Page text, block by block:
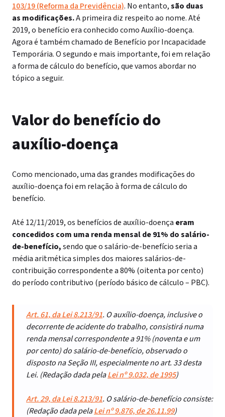
103/19 (Reforma da Previdência). No entanto,são duas
as modificações.A primeira diz respeito ao nome. Até
2019, o benefício era conhecido como Auxílio-doença.
Agora é também chamado de Benefício por Incapacidade
Temporária.O segundo e mais importante, foi em relação
a forma de cálculo do benefício, que vamos abordar no
tópico a seguir.
Valor do benefício do
auxílio-doença
Como mencionado, uma das grandes modificações do
auxílio-doença foi em relação à forma de cálculo do
benefício.
Até 12/11/2019, os benefícios de auxílio-doença eram
concedidos com uma renda mensal de 91% do salário-
de-benefício,sendo que o salário-de-benefício seria a
média aritmética simples dos maiores salários-de-
contribuição correspondente a 80% (oitenta por cento)
do período contributivo (período básico de cálculo – PBC).
Art. 61, da Lei 8.213/91. O auxílio-doença, inclusive o
decorrente de acidente do trabalho, consistirá numa
renda mensal correspondente a 91% (noventa e um
por cento) do salário-de-benefício, observado o
disposto na Seção III, especialmente no art. 33 desta
Lei. (Redação dada pelaLei nº 9.032, de 1995)
Art. 29, da Lei 8.213/91. O salário-de-benefício consiste:
(Redação dada pelaLei nº 9.876, de 26.11.99)